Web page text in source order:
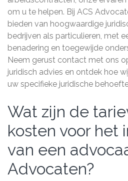
om u te helpen. Bij ACS
bieden van hoogwaardige
bedrijven als particulieren, met
benadering en toegewijde
Neem gerust contact met ons
juridisch advies en ontdek hoe
uw specifieke juridische
Wat zijn de
kosten voor het
van een
Advocaten?